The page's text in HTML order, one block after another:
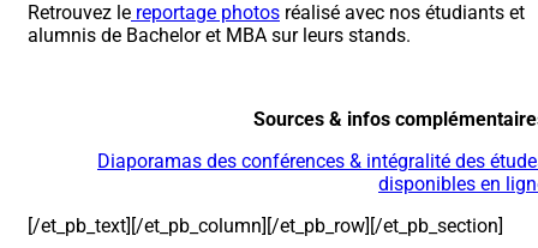
Retrouvez le reportage photos réalisé avec nos étudiants et
alumnis de Bachelor et MBA sur leurs stands.
Sources & infos
Diaporamas des conférences & intégralité des
disponibles en
[/et_pb_text][/et_pb_column][/et_pb_row][/et_pb_section]